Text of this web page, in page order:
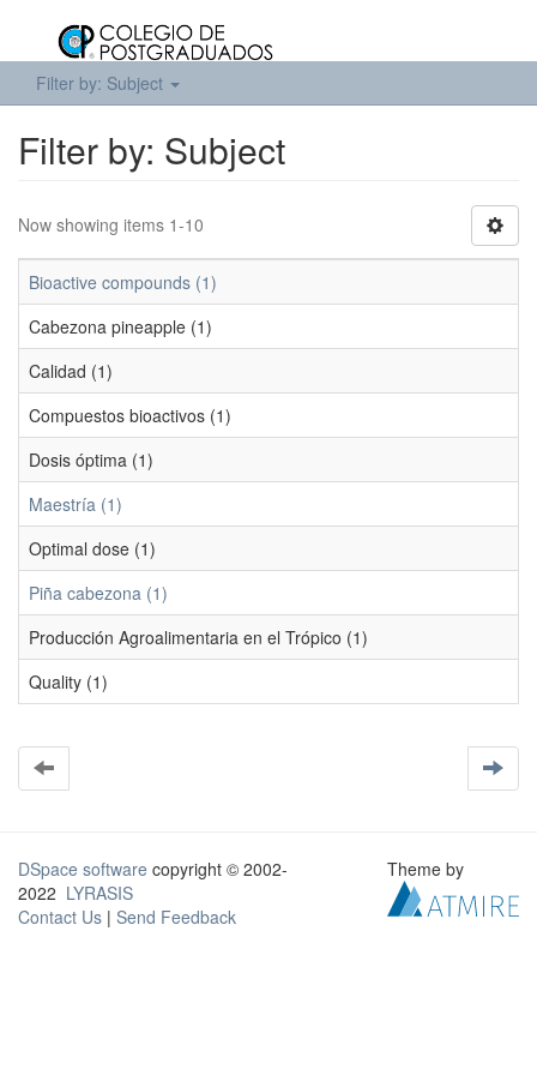
Filter by: Subject
Filter by: Subject
Now showing items 1-10
Bioactive compounds (1)
Cabezona pineapple (1)
Calidad (1)
Compuestos bioactivos (1)
Dosis óptima (1)
Maestría (1)
Optimal dose (1)
Piña cabezona (1)
Producción Agroalimentaria en el Trópico (1)
Quality (1)
DSpace software copyright © 2002-
2022 LYRASIS
Contact Us | Send Feedback
Theme by